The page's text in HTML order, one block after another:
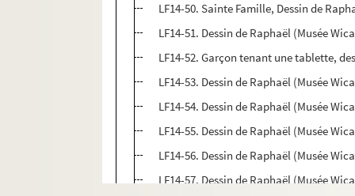
LF14-50. Sainte Famille, Dessin de
LF14-51. Dessin de Raphaël (Musée
LF14-52. Garçon tenant une tablette,
LF14-53. Dessin de Raphaël (Musée
LF14-54. Dessin de Raphaël (Musée
LF14-55. Dessin de Raphaël (Musée
LF14-56. Dessin de Raphaël (Musée
LF14-57. Dessin de Raphaël (Musée